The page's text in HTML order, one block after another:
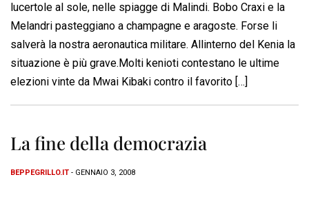
lucertole al sole, nelle spiagge di Malindi. Bobo Craxi e la
Melandri pasteggiano a champagne e aragoste. Forse li
salverà la nostra aeronautica militare. Allinterno del Kenia la
situazione è più grave.Molti kenioti contestano le ultime
elezioni vinte da Mwai Kibaki contro il favorito […]
La fine della democrazia
BEPPEGRILLO.IT - GENNAIO 3, 2008